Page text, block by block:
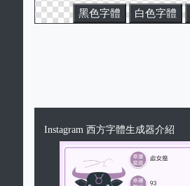
黑色字體 白色字體
Instagram 西方字體生成器介紹